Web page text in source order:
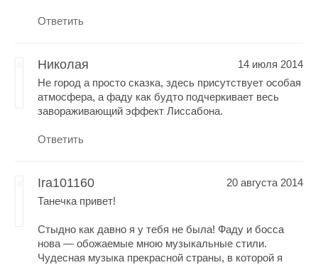
Ответить
Николая
14 июля 2014
Не город а просто сказка, здесь присутствует особая
атмосфера, а фаду как будто подчеркивает весь
завораживающий эффект Лиссабона.
Ответить
Ira101160
20 августа 2014
Танечка привет!
Стыдно как давно я у тебя не была! Фаду и босса
нова — обожаемые мною музыкальные стили.
Чудесная музыка прекрасной страны, в которой я